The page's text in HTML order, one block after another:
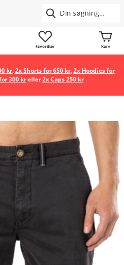
Favoritter Kurv
kr,2x Shorts for 650 kr,2x Hoodies for
300 kreller2x Caps 250 kr